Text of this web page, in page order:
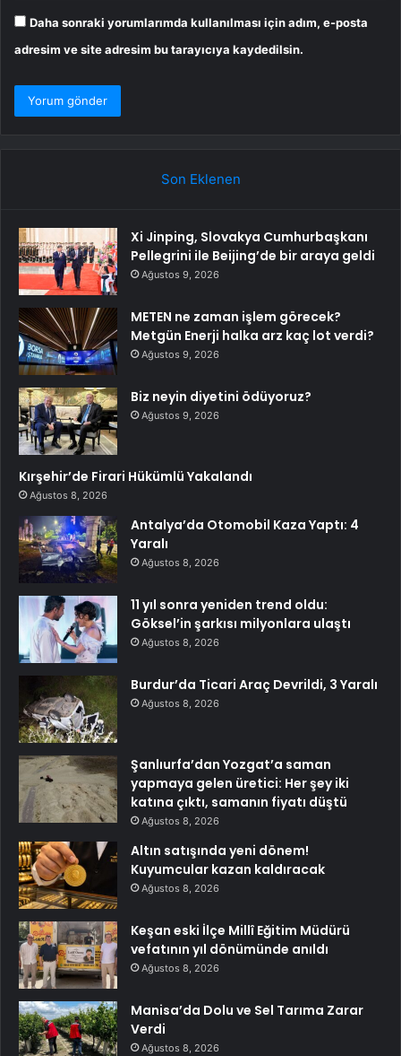
Daha sonraki yorumlarımda kullanılması için adım, e-posta
adresim ve site adresim bu tarayıcıya kaydedilsin.
Son Eklenen
Xi Jinping, Slovakya Cumhurbaşkanı
Pellegrini ile Beijing’de bir araya geldi
Ağustos 9, 2026
METEN ne zaman işlem görecek?
Metgün Enerji halka arz kaç lot verdi?
Ağustos 9, 2026
Biz neyin diyetini ödüyoruz?
Ağustos 9, 2026
Kırşehir’de Firari Hükümlü Yakalandı
Ağustos 8, 2026
Antalya’da Otomobil Kaza Yaptı: 4
Yaralı
Ağustos 8, 2026
11 yıl sonra yeniden trend oldu:
Göksel’in şarkısı milyonlara ulaştı
Ağustos 8, 2026
Burdur’da Ticari Araç Devrildi, 3 Yaralı
Ağustos 8, 2026
Şanlıurfa’dan Yozgat’a saman
yapmaya gelen üretici: Her şey iki
katına çıktı, samanın fiyatı düştü
Ağustos 8, 2026
Altın satışında yeni dönem!
Kuyumcular kazan kaldıracak
Ağustos 8, 2026
Keşan eski İlçe Millî Eğitim Müdürü
vefatının yıl dönümünde anıldı
Ağustos 8, 2026
Manisa’da Dolu ve Sel Tarıma Zarar
Verdi
Ağustos 8, 2026